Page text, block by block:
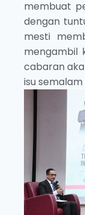
membuat
dengan
mesti
mengambil
cabaran
isu semalam